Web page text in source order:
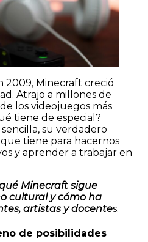
2009, Minecraft creció
Atrajo a millones de
los videojuegos más
tiene de especial?
su verdadero
tiene para hacernos
y aprender a trabajar en
Minecraft sigue
cultural y cómo ha
artistas y docentes.
de posibilidades